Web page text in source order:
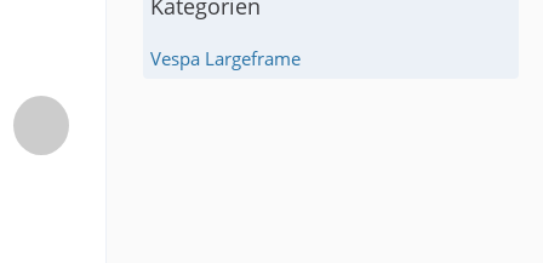
Kategorien
Vespa Largeframe